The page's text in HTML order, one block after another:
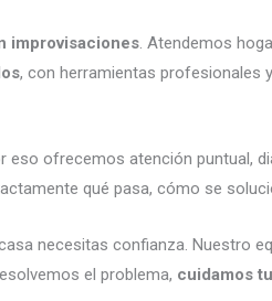
improvisaciones . Atendemos
, con herramientas profesionales
eso ofrecemos atención puntual,
qué pasa, cómo se
casa necesitas confianza. Nuestro
el problema, cuidamos